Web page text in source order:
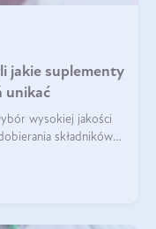
jakie suplementy
unikać
wysokiej jakości
składników